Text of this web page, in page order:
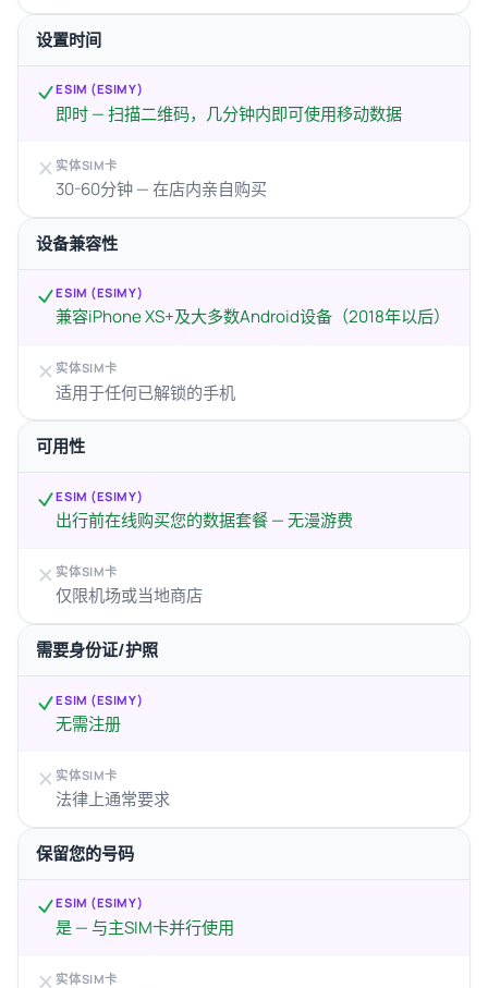
设置时间
ESIM (ESIMY)
即时 — 扫描二维码，几分钟内即可使用移动数据
实体SIM卡
30-60分钟 — 在店内亲自购买
设备兼容性
ESIM (ESIMY)
兼容iPhone XS+及大多数Android设备（2018年以后）
实体SIM卡
适用于任何已解锁的手机
可用性
ESIM (ESIMY)
出行前在线购买您的数据套餐 — 无漫游费
实体SIM卡
仅限机场或当地商店
需要身份证/护照
ESIM (ESIMY)
无需注册
实体SIM卡
法律上通常要求
保留您的号码
ESIM (ESIMY)
是 — 与主SIM卡并行使用
实体SIM卡